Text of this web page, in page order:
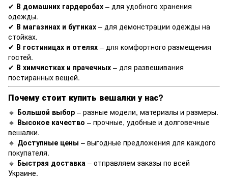
✔ В домашних гардеробах – для удобного хранения
одежды.
✔ В магазинах и бутиках – для демонстрации одежды на
стойках.
✔ В гостиницах и отелях – для комфортного размещения
гостей.
✔ В химчистках и прачечных – для развешивания
постиранных вещей.
Почему стоит купить вешалки у нас?
🔹 Большой выбор – разные модели, материалы и размеры.
🔹 Высокое качество – прочные, удобные и долговечные
вешалки.
🔹 Доступные цены – выгодные предложения для каждого
покупателя.
🔹 Быстрая доставка – отправляем заказы по всей
Украине.